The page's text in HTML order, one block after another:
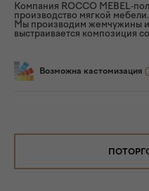
Компания ROCCO MEBEL-
производство мягкой
Мы производим жемчужины
выстраивается композиция
Возможна кастомизация